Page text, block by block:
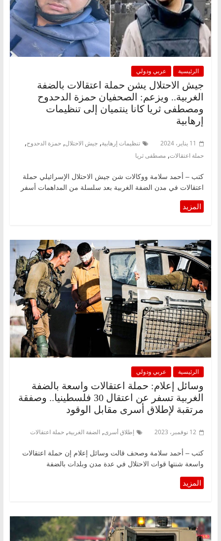
الرئيسية عربي ودولي
جيش الاحتلال يشن حملة اعتقالات بالضفة
الغربية.. ويزعم: الصحفيان حمزة الدحدوح
ومصطفى ثريا كانا ينتميان إلى تنظيمات
إرهابية
11 يناير، 2024 تنظيمات إرهابية, جيش الاحتلال, حمزة الدحدوح,
حملة اعتقالات, مصطفى ثريا
كتب – أحمد سلامة ووكالات شن جيش الاحتلال الإسرائيلي حملة
اعتقالات في مدن الضفة الغربية بعد سلسلة من المداهمات أسفر
الرئيسية عربي ودولي
وسائل إعلام: حملة اعتقالات واسعة بالضفة
الغربية تسفر عن اعتقال 30 فلسطينيا.. وصفقة
مرتقبة لإطلاق أسرى مقابل الوقود
12 نوفمبر، 2023 إطلاق أسرى, الضفة الغربية, حملة اعتقالات
كتب – أحمد سلامة وصحف قالت وسائل إعلام إن حملة اعتقالات
واسعة شنتها قوات الاحتلال في عدة مدن وبلدات بالضفة